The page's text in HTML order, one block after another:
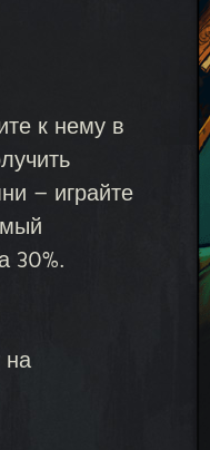
к нему в
— играйте
30%.
на